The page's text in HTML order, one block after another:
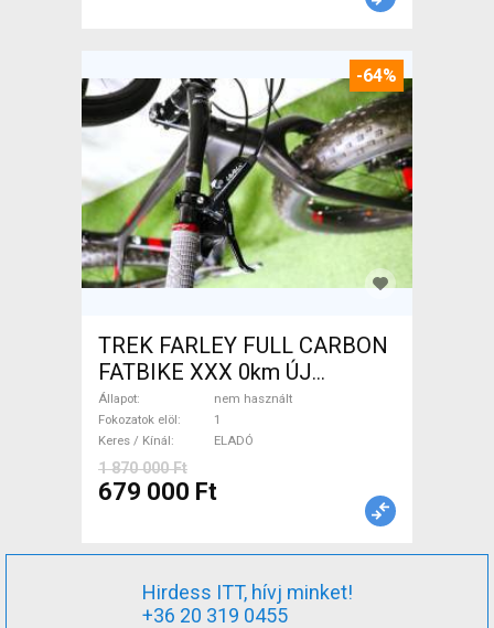
-64%
TREK FARLEY FULL CARBON
FATBIKE XXX 0km ÚJ
WAMPA CF Fatbike nem
használt ELADÓ
Állapot
nem használt
Fokozatok elöl
1
Keres / Kínál
ELADÓ
1 870 000 Ft
679 000 Ft
Hirdess ITT, hívj minket!
+36 20 319 0455